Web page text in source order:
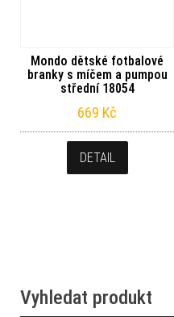
Mondo dětské fotbalové
branky s míčem a pumpou
střední 18054
669 Kč
DETAIL
Vyhledat produkt